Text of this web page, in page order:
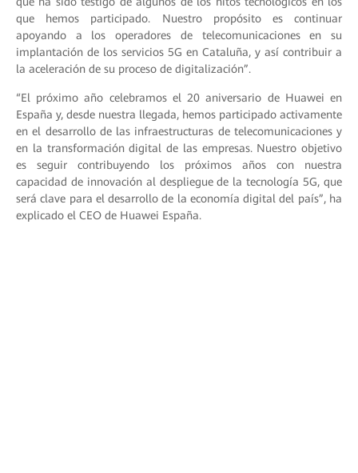
que hemos participado. Nuestro propósito es continuar
apoyando a los operadores de telecomunicaciones en su
implantación de los servicios 5G en Cataluña, y así contribuir a
la aceleración de su proceso de digitalización”.
“El próximo año celebramos el 20 aniversario de Huawei en
España y, desde nuestra llegada, hemos participado activamente
en el desarrollo de las infraestructuras de telecomunicaciones y
en la transformación digital de las empresas. Nuestro objetivo
es seguir contribuyendo los próximos años con nuestra
capacidad de innovación al despliegue de la tecnología 5G, que
será clave para el desarrollo de la economía digital del país”, ha
explicado el CEO de Huawei España.